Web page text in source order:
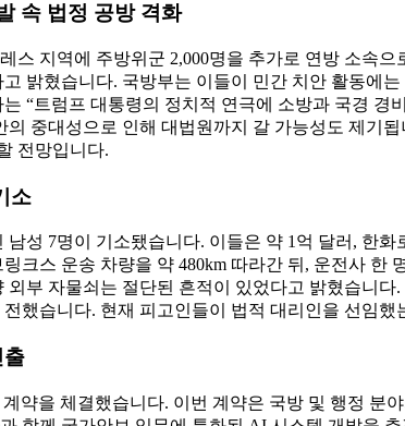
속 법정 공방 격화
지역에 주방위군 2,000명을 추가로 연방 소속
밝혔습니다. 국방부는 이들이 민간 치안 활동에
“트럼프 대통령의 정치적 연극에 소방과 국경 경
중대성으로 인해 대법원까지 갈 가능성도 제기
전망입니다.
소
성 7명이 기소됐습니다. 이들은 약 1억 달러, 한
크스 운송 차량을 약 480km 따라간 뒤, 운전사 한
부 자물쇠는 절단된 흔적이 있었다고 밝혔습니
했습니다. 현재 피고인들이 법적 대리인을 선임했
약을 체결했습니다. 이번 계약은 국방 및 행정